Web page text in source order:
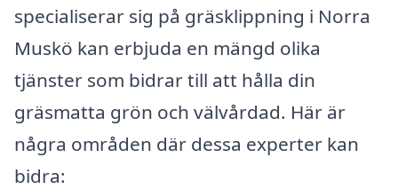
specialiserar sig på gräsklippning i Norra
Muskö kan erbjuda en mängd olika
tjänster som bidrar till att hålla din
gräsmatta grön och välvårdad. Här är
några områden där dessa experter kan
bidra: